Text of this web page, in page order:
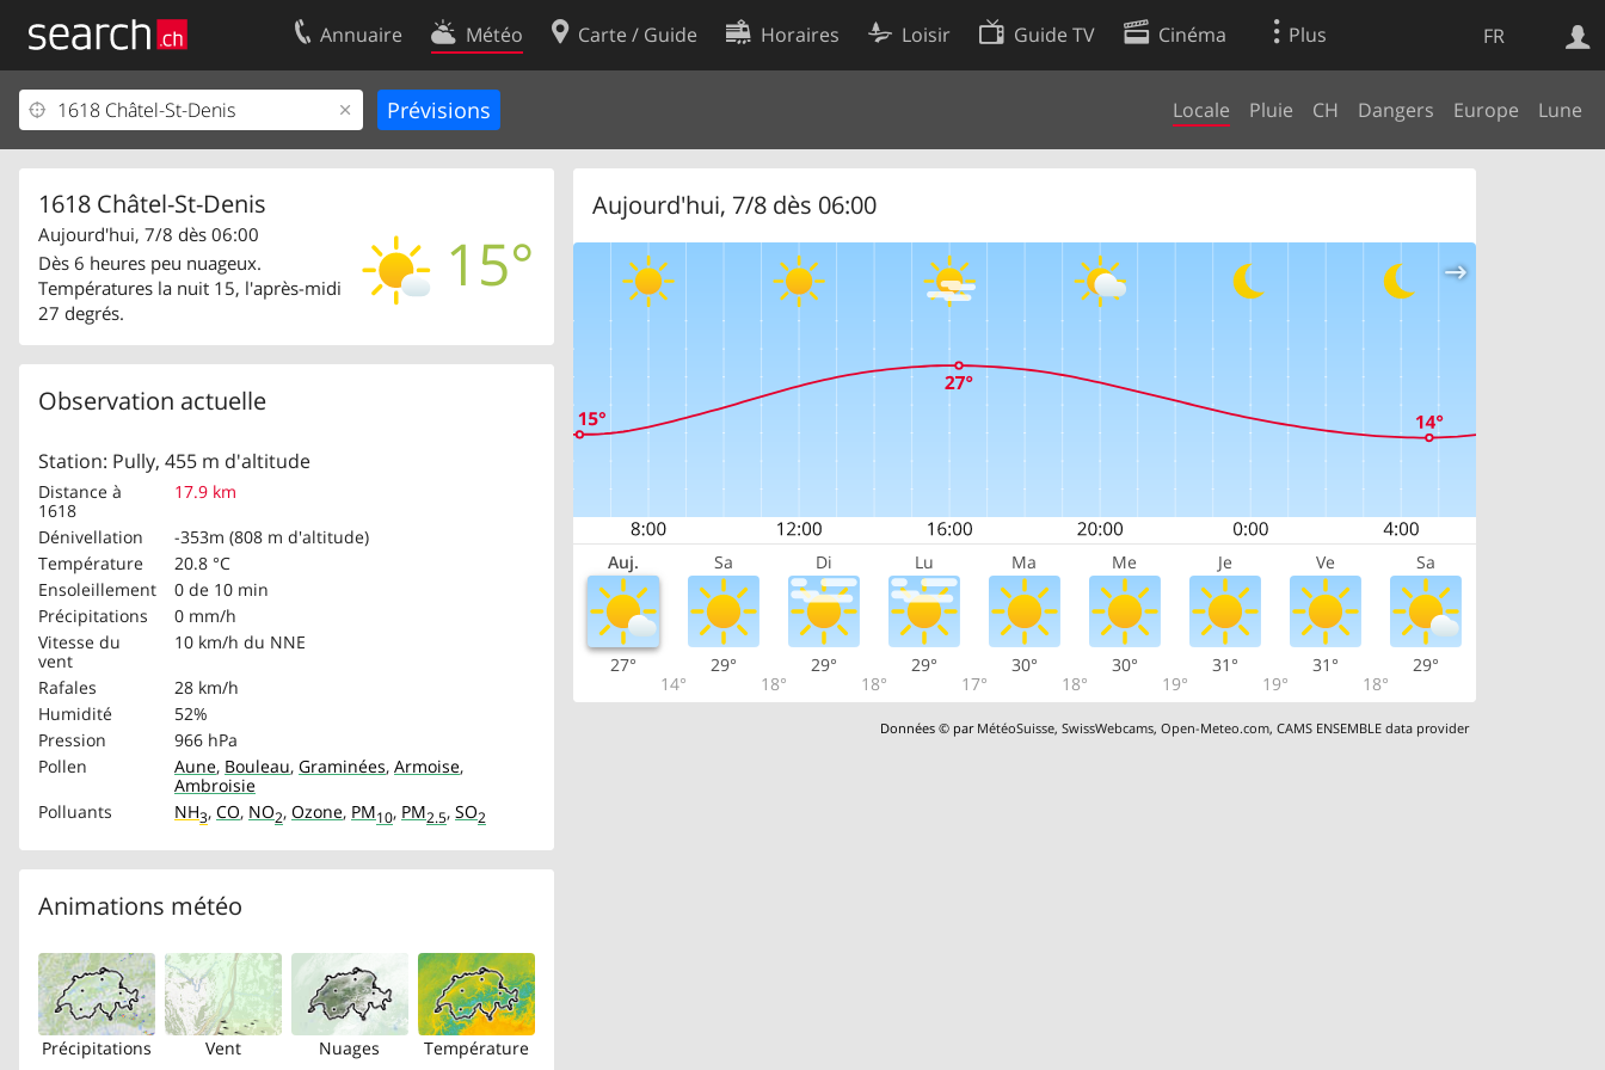
FR
Annuaire Météo Carte / Guide Horaires Loisir Guide TV Cinéma Plus
Locale Pluie CH Dangers Europe Lune
1618 Châtel-St-Denis
15°
Aujourd'hui, 7/8 dès 06:00
Dès 6 heures peu nuageux.
Températures la nuit 15, l'après-midi
27 degrés.
Observation actuelle
Station: Pully, 455 m d'altitude
Distance à
1618
17.9 km
Dénivellation
-353m (808 m d'altitude)
Température
20.8 °C
Ensoleillement
0 de 10 min
Précipitations
0 mm/h
Vitesse du
vent
10 km/h du NNE
Rafales
28 km/h
Humidité
52%
Pression
966 hPa
Pollen
Aune, Bouleau, Graminées, Armoise,
Ambroisie
Polluants
NH3, CO, NO2, Ozone, PM10, PM2.5, SO2
Animations météo
Précipitations Vent Nuages Température
Aujourd'hui, 7/8 dès 06:00
Auj. Sa Di Lu Ma Me Je Ve Sa
27°
14°
29°
18°
29°
18°
29°
17°
30°
18°
30°
19°
31°
19°
31°
18°
29°
Données © par MétéoSuisse,SwissWebcams,Open-Meteo.com,CAMS ENSEMBLE data provider
Web
Votre inscription
Centre clients
Mentions Légales
Contact
Conditions d’utilisation
Préférences de cookies